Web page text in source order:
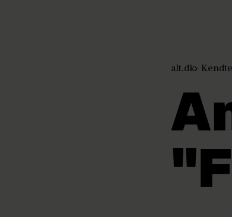
alt.dk Kendte